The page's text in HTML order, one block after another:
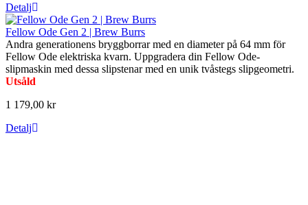
Detalj
Fellow Ode Gen 2 | Brew Burrs
Andra generationens bryggborrar med en diameter på 64 mm för
Fellow Ode elektriska kvarn. Uppgradera din Fellow Ode-
slipmaskin med dessa slipstenar med en unik tvåstegs slipgeometri.
Utsåld
1 179,00 kr
Detalj